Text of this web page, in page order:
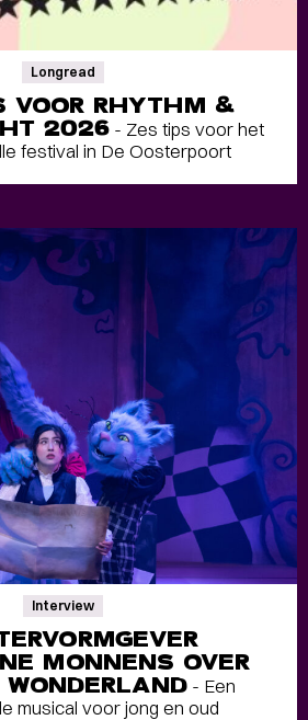
Longread
VOOR RHYTHM &
2026 - Zes tips voor het
festival in De Oosterpoort
Interview
MONNENS OVER
- Een
musical voor jong en oud